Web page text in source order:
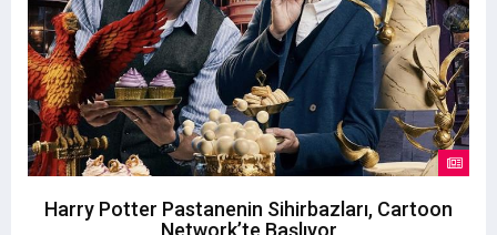
Harry Potter Pastanenin Sihirbazları, Cartoon
Network’te Başlıyor